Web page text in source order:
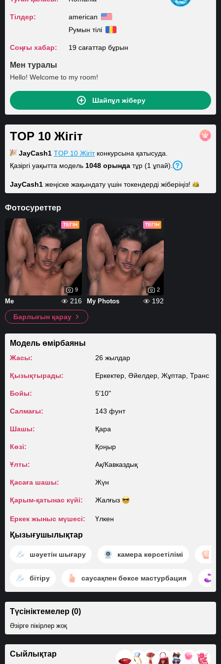
Тілдер:
american
Румын тілі
Соңғы хабар: 19 сағаттар бұрын
Мен туралы
Hello! Welcome to my room!
Шайпұл жіберу
TOP 10 Жігіт
JayCash1 TOP 10 Жігітконкурсына қатысуда.
Қазіргі уақытта модель 1048 орында тұр (1 ұпай).
JayCash1 жеңіске жақындату үшін токендерді жіберіңіз!
Фотосуреттер
ТЕГІН
9
Me 216
ТЕГІН
2
My Photos
192
Барлығын қарау
Модель өмірбаяны
Жасы: 26 жылдар
Қызықтырады: Еркектер, Әйелдер, Жұптар, Транс
Бойы: 5'10"
Салмағы: 143 фунт
Шашы: Қара
Көзі: Қоңыр
Ұлты: Ақ/​Кавказдық
Қасаға шашы: Жүн
Қарым-қатынас күйі: Жалғыз
Еркек жыныс мүшесі: Үлкен
Қызығушылықтар
шәуетін шығару камера көрсетілімі
бітіру саусақпен бөксе мастурбация
Түсініктемелер (0)
Әзірге пікірлер жоқ
Сыйлықтар